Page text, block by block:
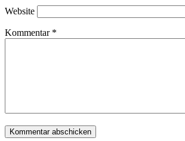
Website
Kommentar *